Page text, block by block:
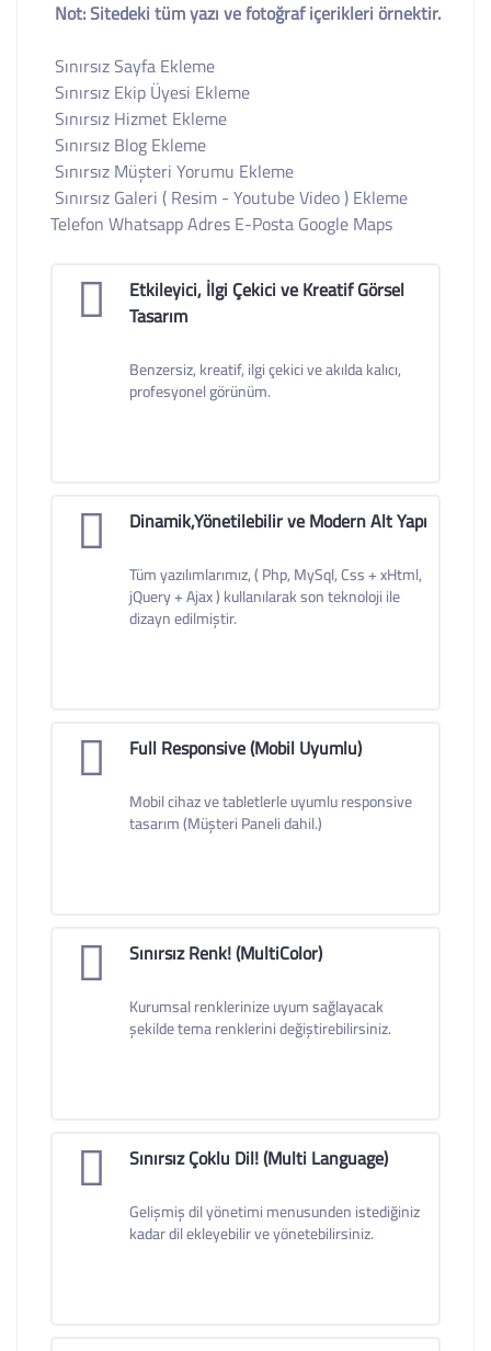
Not: Sitedeki tüm yazı ve fotoğraf içerikleri örnektir.
Sınırsız Sayfa Ekleme
Sınırsız Ekip Üyesi Ekleme
Sınırsız Hizmet Ekleme
Sınırsız Blog Ekleme
Sınırsız Müşteri Yorumu Ekleme
Sınırsız Galeri ( Resim - Youtube Video ) Ekleme
Telefon Whatsapp Adres E-Posta Google Maps
Etkileyici, İlgi Çekici ve Kreatif Görsel
Tasarım
Benzersiz, kreatif, ilgi çekici ve akılda kalıcı,
profesyonel görünüm.
Dinamik,Yönetilebilir ve Modern Alt Yapı
Tüm yazılımlarımız, ( Php, MySql, Css + xHtml,
jQuery + Ajax ) kullanılarak son teknoloji ile
dizayn edilmiştir.
Full Responsive (Mobil Uyumlu)
Mobil cihaz ve tabletlerle uyumlu responsive
tasarım (Müşteri Paneli dahil.)
Sınırsız Renk! (MultiColor)
Kurumsal renklerinize uyum sağlayacak
şekilde tema renklerini değiştirebilirsiniz.
Sınırsız Çoklu Dil! (Multi Language)
Gelişmiş dil yönetimi menusunden istediğiniz
kadar dil ekleyebilir ve yönetebilirsiniz.